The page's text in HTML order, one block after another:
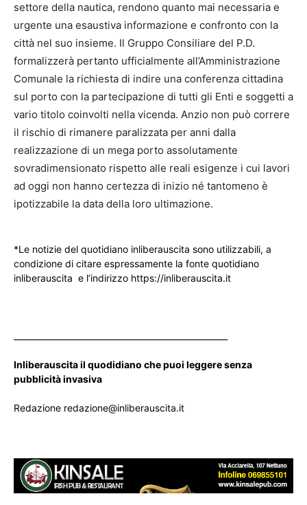
settore della nautica, rendono quanto mai necessaria e
urgente una esaustiva informazione e confronto con la
città nel suo insieme. Il Gruppo Consiliare del P.D.
formalizzerà pertanto ufficialmente all’Amministrazione
Comunale la richiesta di indire una conferenza cittadina
sul porto con la partecipazione di tutti gli Enti e soggetti a
vario titolo coinvolti nella vicenda. Anzio non può correre
il rischio di rimanere paralizzata per anni dalla
realizzazione di un mega porto assolutamente
sovradimensionato rispetto alle reali esigenze i cui lavori
ad oggi non hanno certezza di inizio né tantomeno è
ipotizzabile la data della loro ultimazione.
*Le notizie del quotidiano inliberauscita sono utilizzabili, a
condizione di citare espressamente la fonte quotidiano
inliberauscita e l’indirizzo https://inliberauscita.it
Inliberauscita il quodidiano che puoi leggere senza
pubblicità invasiva
Redazione redazione@inliberauscita.it